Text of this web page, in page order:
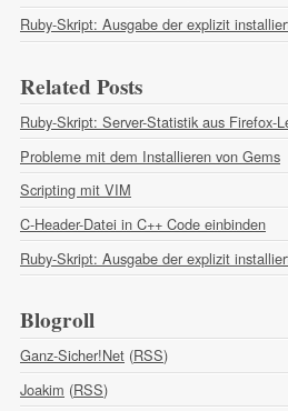
Ruby-Skript: Ausgabe der explizit
Related Posts
Ruby-Skript: Server-Statistik aus Firefox-
Probleme mit dem Installieren von Gems
Scripting mit VIM
C-Header-Datei in C++ Code einbinden
Ruby-Skript: Ausgabe der explizit
Blogroll
Ganz-Sicher!Net (RSS)
Joakim (RSS)